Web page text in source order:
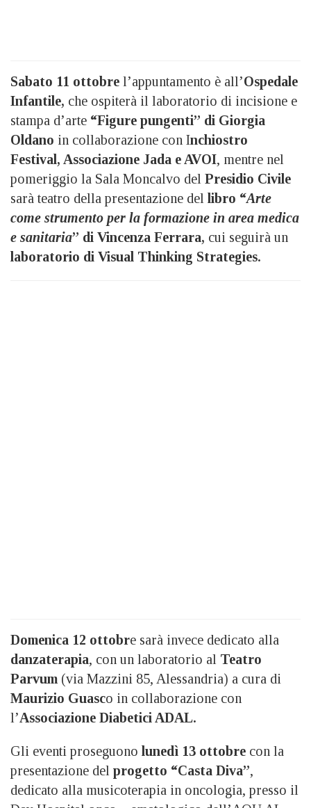
Sabato 11 ottobre l’appuntamento è all’Ospedale
Infantile, che ospiterà il laboratorio di incisione e
stampa d’arte “Figure pungenti” di Giorgia
Oldano in collaborazione con Inchiostro
Festival, Associazione Jada e AVOI, mentre nel
pomeriggio la Sala Moncalvo del Presidio Civile
sarà teatro della presentazione del libro “Arte
come strumento per la formazione in area medica
e sanitaria” di Vincenza Ferrara, cui seguirà un
laboratorio di Visual Thinking Strategies.
Domenica 12 ottobre sarà invece dedicato alla
danzaterapia, con un laboratorio al Teatro
Parvum (via Mazzini 85, Alessandria) a cura di
Maurizio Guasco in collaborazione con
l’Associazione Diabetici ADAL.
Gli eventi proseguono lunedì 13 ottobre con la
presentazione del progetto “Casta Diva”,
dedicato alla musicoterapia in oncologia, presso il